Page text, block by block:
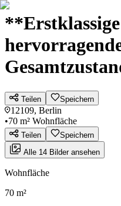
Teilen Speichern
12109, Berlin
•70 m² Wohnfläche
Teilen
Speichern
Alle 14 Bilder ansehen
Wohnfläche
70 m²